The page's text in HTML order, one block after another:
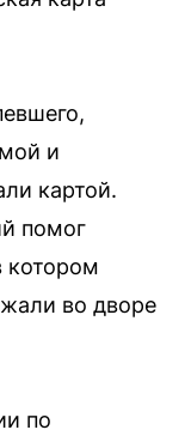
и
картой.
помог
котором
во дворе
по